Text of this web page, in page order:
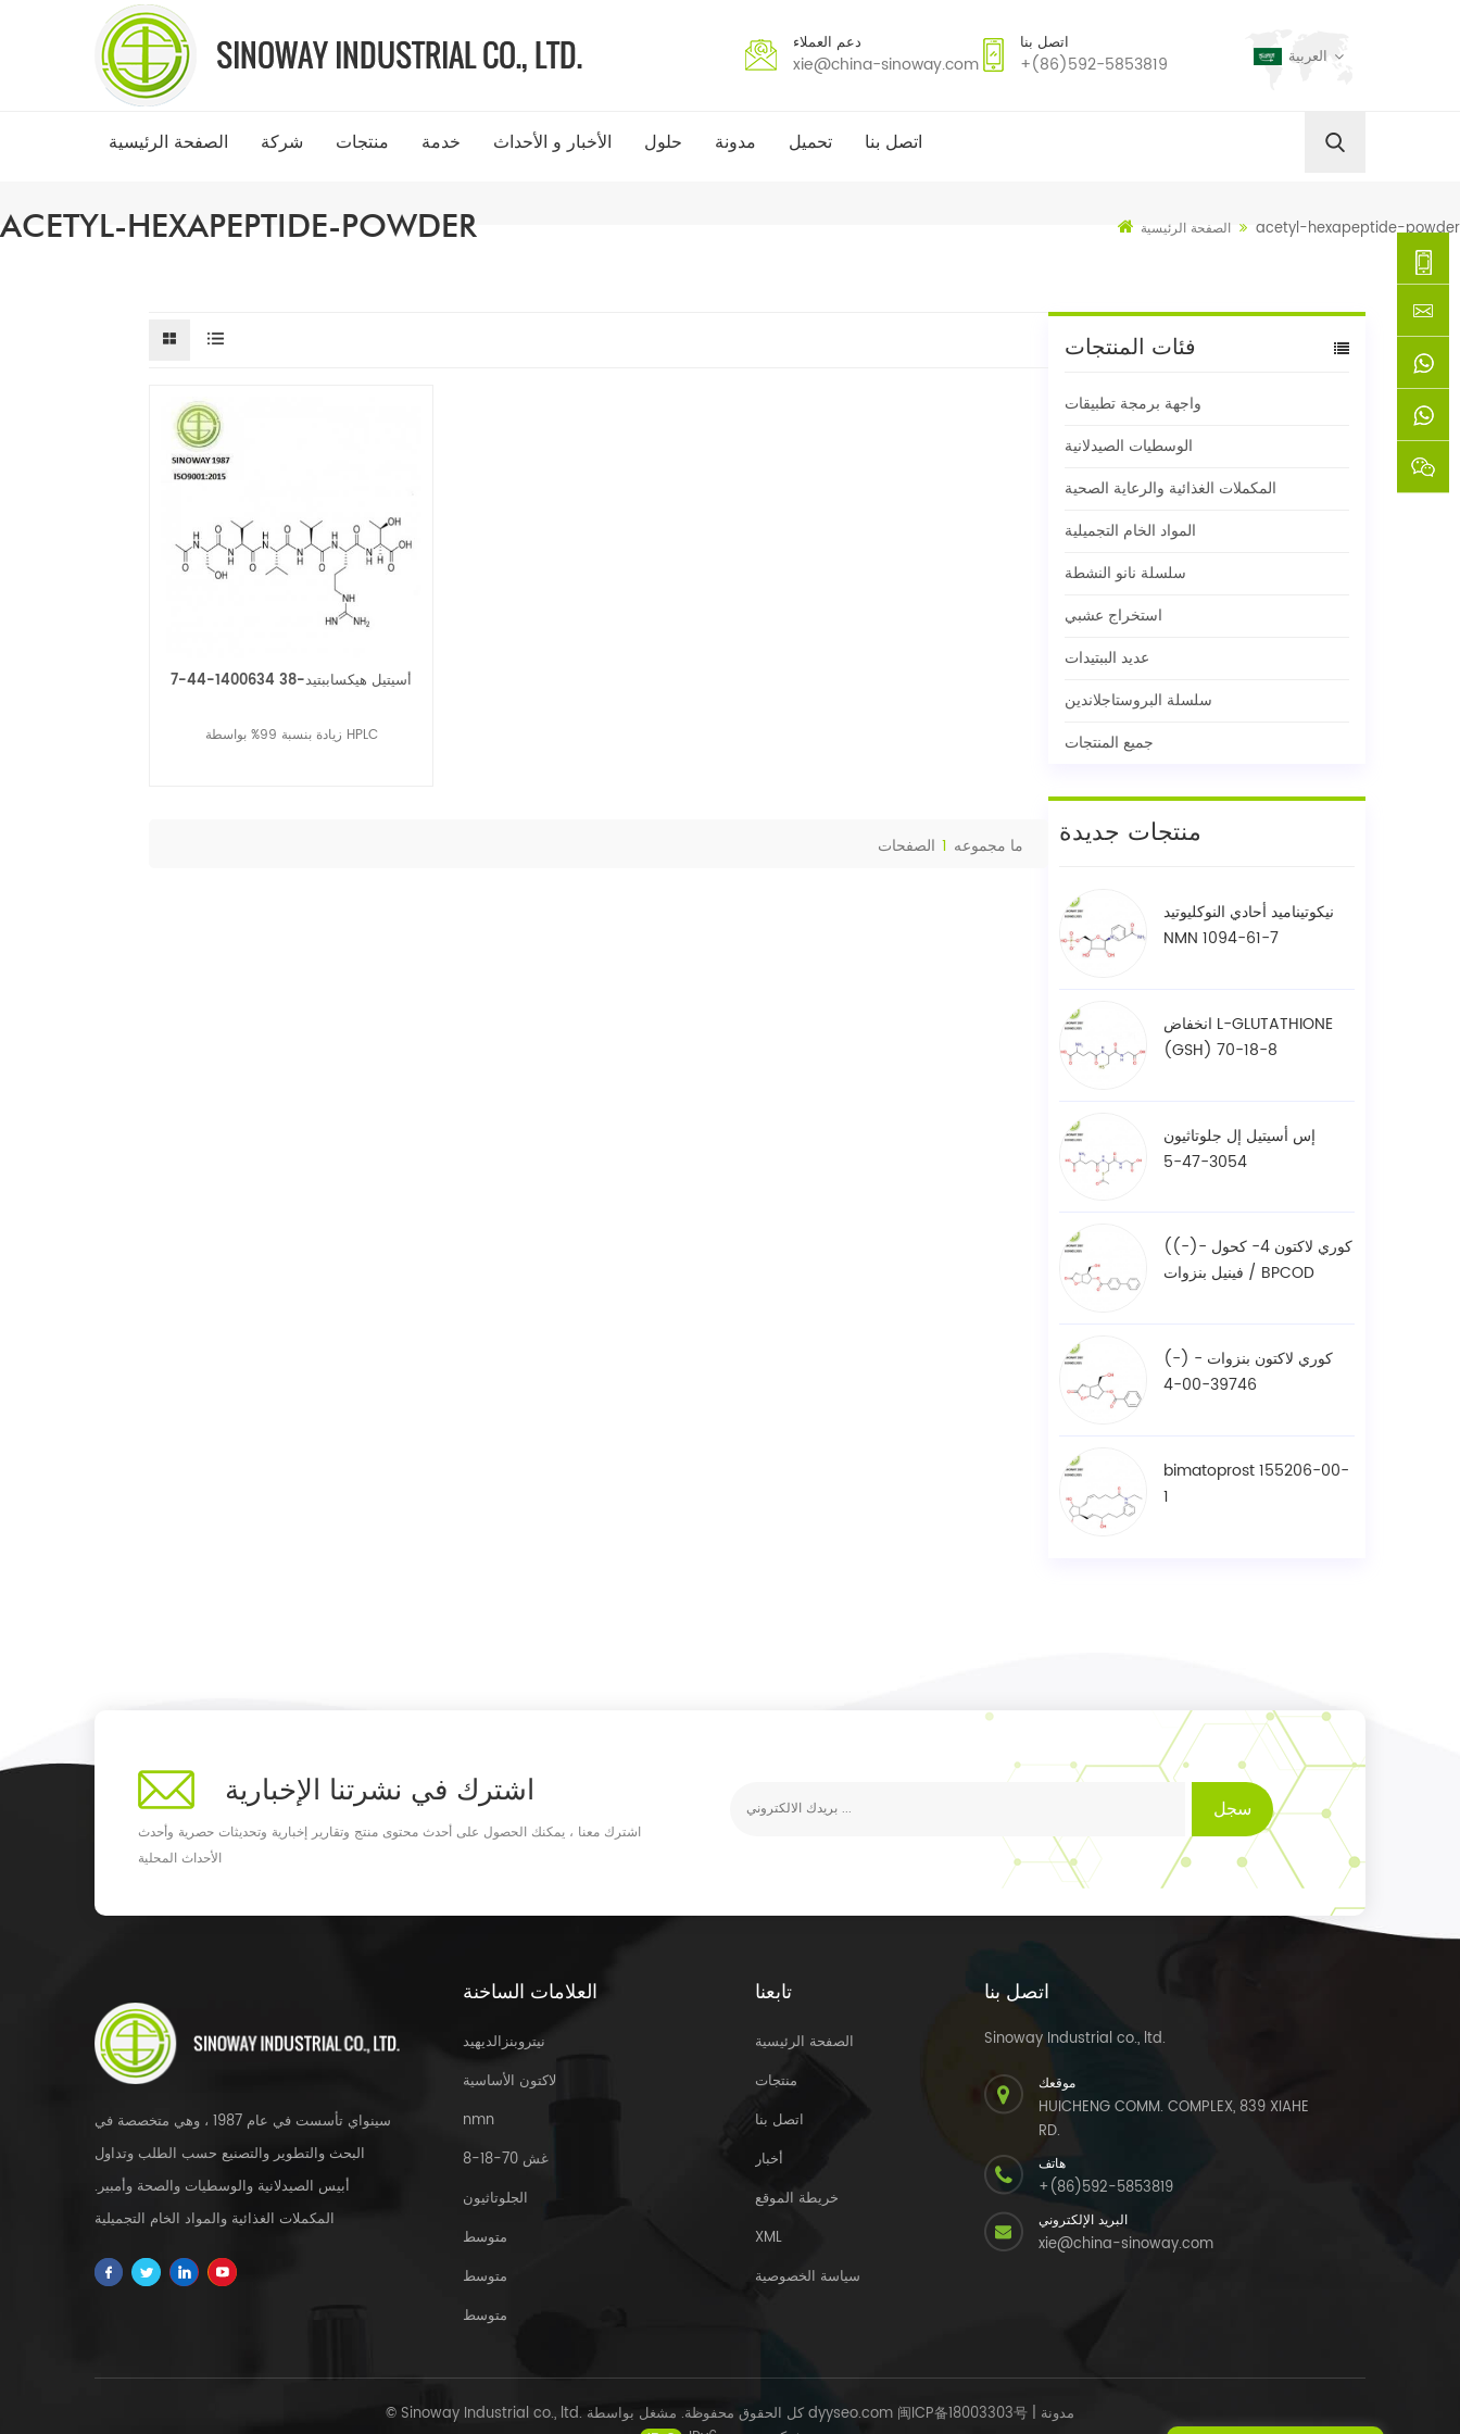
دعم العملاء
xie@china-sinoway.com
اتصل بنا
+(86)592-5853819 العربية
الصفحة الرئيسية شركة منتجات خدمة الأخبار و الأحداث حلول مدونة تحميل اتصل بنا
ACETYL-HEXAPEPTIDE-POWDER الصفحة الرئيسية acetyl-hexapeptide-powder
فئات المنتجات
واجهة برمجة تطبيقات
الوسطيات الصيدلانية
المكملات الغذائية والرعاية الصحية
المواد الخام التجميلية
سلسلة نانو النشطة
استخراج عشبي
عديد الببتيدات
سلسلة البروستاجلاندين
جميع المنتجات
منتجات جديدة
نيكوتيناميد أحادي النوكليوتيد
NMN 1094-61-7
انخفاض L-GLUTATHIONE
(GSH) 70-18-8
إس أسيتيل إل جلوتاثيون
3054-47-5
((-)- كوري لاكتون 4- كحول
فينيل بنزوات / BPCOD
(-) - كوري لاكتون بنزوات
39746-00-4
bimatoprost 155206-00-
1
أسيتيل هيكساببتيد-38 1400634-44-7
زيادة بنسبة 99% بواسطة HPLC
ما مجموعه 1 الصفحات
اشترك في نشرتنا الإخبارية
اشترك معنا ، يمكنك الحصول على أحدث محتوى منتج وتقارير إخبارية وتحديثات حصرية وأحدث
الأحداث المحلية
سجل
سينواي تأسست في عام 1987 ، وهي متخصصة في
البحث والتطوير والتصنيع حسب الطلب وتداول
أبيس الصيدلانية والوسطيات والصحة وأمبير.
المكملات الغذائية والمواد الخام التجميلية
في جميع أنحاء العالم.
العلامات الساخنة
نيتروبنزالديهيد
لاكتون الأساسية
nmn
غش 70-18-8
الجلوتاثيون
متوسط
متوسط
متوسط
تابعنا
الصفحة الرئيسية
منتجات
اتصل بنا
أخبار
خريطة الموقع
XML
سياسة الخصوصية
اتصل بنا
Sinoway Industrial co., ltd.
موقعك
HUICHENG COMM. COMPLEX, 839 XIAHE
RD.
هاتف
+(86)592-5853819
البريد الإلكتروني
xie@china-sinoway.com
dyyseo.com 闽ICP备18003303号 | مدونة
5853819